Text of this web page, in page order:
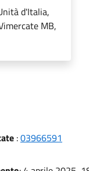
d'Italia,
MB,
:03966591